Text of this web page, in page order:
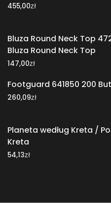
455,00zł
Bluza Round Neck Top
Bluza Round Neck Top
147,00zł
Footguard 641850 200
260,09zł
Planeta według Kreta /
Kreta
54,13zł